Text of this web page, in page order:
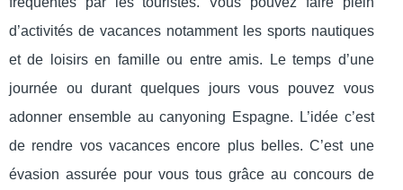
d’activités de vacances notamment les sports nautiques
et de loisirs en famille ou entre amis. Le temps d’une
journée ou durant quelques jours vous pouvez vous
adonner ensemble au canyoning Espagne. L’idée c’est
de rendre vos vacances encore plus belles. C’est une
évasion assurée pour vous tous grâce au concours de